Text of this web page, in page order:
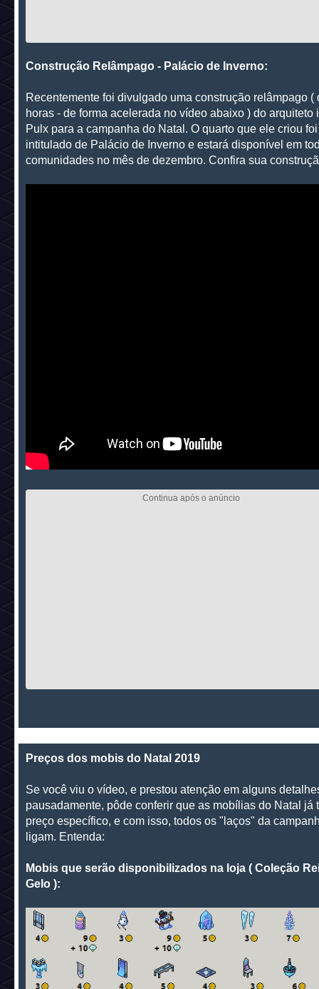
Construção Relâmpago - Palácio de Inverno:
Recentemente foi divulgado uma construção relâmpago (
horas - de forma acelerada no vídeo abaixo ) do arquiteto
Pulx para a campanha do Natal. O quarto que ele criou foi
intitulado de Palácio de Inverno e estará disponível em
comunidades no mês de dezembro. Confira sua
Preços dos mobis do Natal 2019
Se você viu o vídeo, e prestou atenção em alguns
pausadamente, pôde conferir que as mobílias do Natal já
preço específico, e com isso, todos os "laços" da
ligam. Entenda:
Mobis que serão disponibilizados na loja ( Coleção
Gelo ):